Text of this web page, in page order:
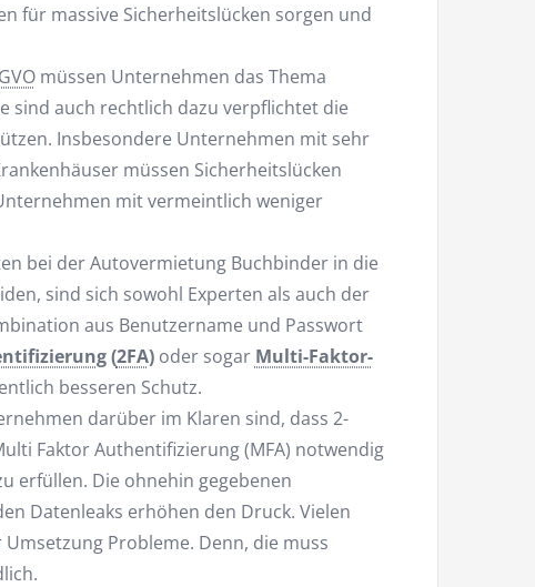
für massive Sicherheitslücken sorgen und
müssen Unternehmen das Thema
sind auch rechtlich dazu verpflichtet die
Insbesondere Unternehmen mit sehr
müssen Sicherheitslücken
mit vermeintlich weniger
bei der Autovermietung Buchbinder in die
sind sich sowohl Experten als auch der
aus Benutzername und Passwort
(2FA)oder sogar Multi-Faktor-
besseren Schutz.
darüber im Klaren sind, dass 2-
Faktor Authentifizierung (MFA) notwendig
erfüllen. Die ohnehin gegebenen
Datenleaks erhöhen den Druck. Vielen
Probleme. Denn, die muss